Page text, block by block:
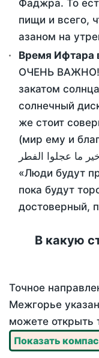
Фаджра. То
пищи и всего,
азаном на
Время Ифтара
ОЧЕНЬ ВАЖНО!
закатом
солнечный
же стоит
(мир ему и
ما عجلوا الفطر
«Люди будут
пока будут
достоверный,
В какую
Точное
Межгорье
можете открыть
Показать